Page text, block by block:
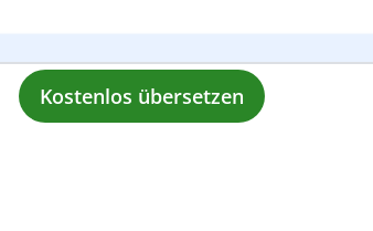
Kostenlos übersetzen